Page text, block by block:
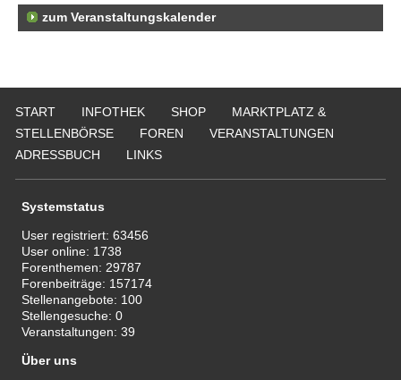
zum Veranstaltungskalender
START INFOTHEK SHOP
MARKTPLATZ &
STELLENBÖRSE
FOREN
VERANSTALTUNGEN
ADRESSBUCH
LINKS
Systemstatus
User registriert:63456
User online: 1738
Forenthemen: 29787
Forenbeiträge: 157174
Stellenangebote: 100
Stellengesuche:0
Veranstaltungen:39
Über uns